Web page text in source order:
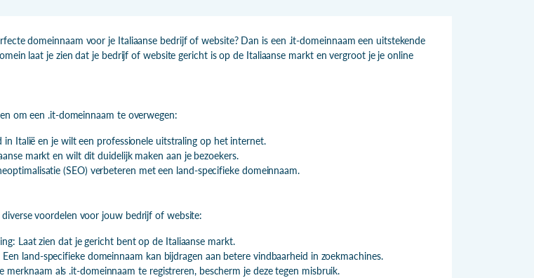
domeinnaam voor je Italiaanse bedrijf of website? Dan is een .it-domeinnaam een uitstekende
laat je zien dat je bedrijf of website gericht is op de Italiaanse markt en vergroot je je online
om een .it-domeinnaam te overwegen:
in Italië en je wilt een professionele uitstraling op het internet.
markt en wilt dit duidelijk maken aan je bezoekers.
(SEO) verbeteren met een land-specifieke domeinnaam.
voordelen voor jouw bedrijf of website:
Laat zien dat je gericht bent op de Italiaanse markt.
land-specifieke domeinnaam kan bijdragen aan betere vindbaarheid in zoekmachines.
merknaam als .it-domeinnaam te registreren, bescherm je deze tegen misbruik.